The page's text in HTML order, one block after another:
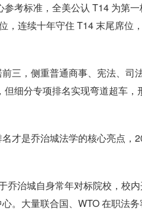
考标准，全美公认 T14 为第
，连续十年守住 T14 末尾席位
三，侧重普通商事、宪法、司
细分专项排名实现弯道超车
才是乔治城法学的核心亮点，
乔治城自身常年对标院校，校
。大量联合国、WTO 在职法